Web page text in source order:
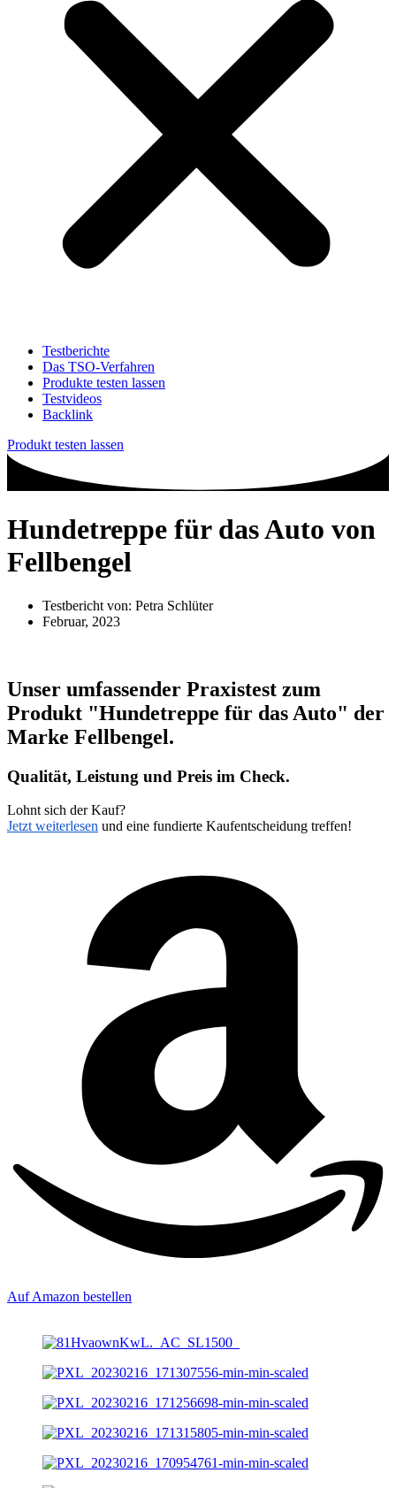
Testberichte
Das TSO-Verfahren
Produkte testen lassen
Testvideos
Backlink
Produkt testen lassen
Hundetreppe für das Auto von
Fellbengel
Testbericht von: Petra Schlüter
Februar, 2023
Unser umfassender Praxistest zum
Produkt "Hundetreppe für das Auto" der
Marke Fellbengel.
Qualität, Leistung und Preis im Check.
Lohnt sich der Kauf?
Jetzt weiterlesen und eine fundierte Kaufentscheidung treffen!
Auf Amazon bestellen